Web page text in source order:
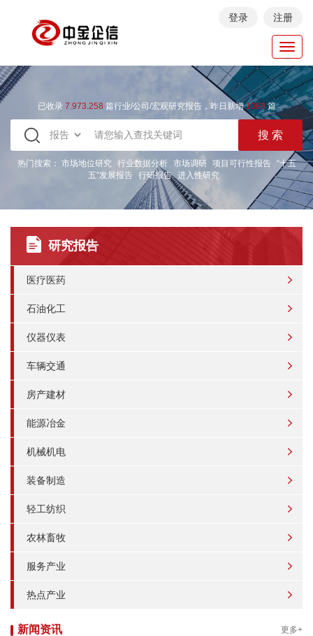
登录 注册
已收录 7.973.258 篇行业/公司/宏观研究报告，昨日新增1088篇
热门搜索： 市场地位研究 行业数据分析 市场调研 项目可行性报告
“十五
五”发展报告 行研报告 进入性研究
研究报告
医疗医药
石油化工
仪器仪表
车辆交通
房产建材
能源冶金
机械机电
装备制造
轻工纺织
农林畜牧
服务产业
热点产业
新闻资讯 更多+